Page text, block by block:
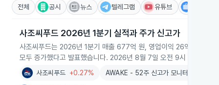
전체 공시 뉴스 텔레그램 유튜브
사조씨푸드 2026년 1분기 실적과 주가 신고가
사조씨푸드는 2026년 1분기 매출 677억 원, 영업이익 26억 원, 순이
모두 증가했다고 발표했습니다. 2026년 8월 7일 오전 9시 2분 기준
사조씨푸드 +0.27% AWAKE - 52주 신고가 모니터링